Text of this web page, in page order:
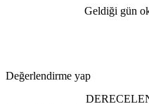
Geldiği gün
Değerlendirme yap